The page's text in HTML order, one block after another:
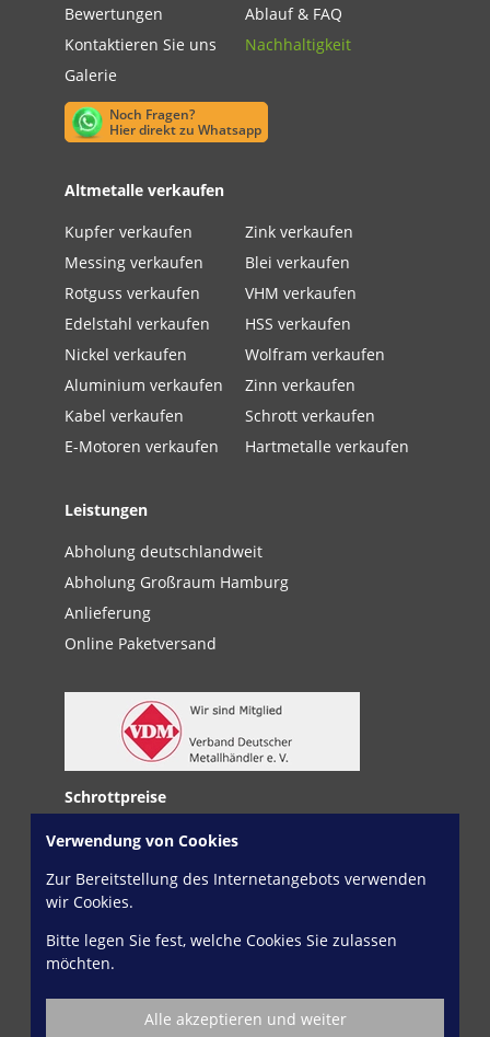
Bewertungen
Ablauf & FAQ
Kontaktieren Sie uns
Nachhaltigkeit
Galerie
Noch Fragen?
Hier direkt zu Whatsapp
Altmetalle verkaufen
Kupfer verkaufen
Zink verkaufen
Messing verkaufen
Blei verkaufen
Rotguss verkaufen
VHM verkaufen
Edelstahl verkaufen
HSS verkaufen
Nickel verkaufen
Wolfram verkaufen
Aluminium verkaufen
Zinn verkaufen
Kabel verkaufen
Schrott verkaufen
E-Motoren verkaufen
Hartmetalle verkaufen
Leistungen
Abholung deutschlandweit
Abholung Großraum Hamburg
Anlieferung
Online Paketversand
Schrottpreise
Schrottpreise
Kupferpreis
Bleipreis
Messingpreis
Rotgusspreis
HSSpreis
Edelstahlpreis
Aluminiumpreis
E-Motorpreis
Verwendung von Cookies
Zur Bereitstellung des Internetangebots verwenden
wir Cookies.
Bitte legen Sie fest, welche Cookies Sie zulassen
möchten.
Alle akzeptieren und weiter